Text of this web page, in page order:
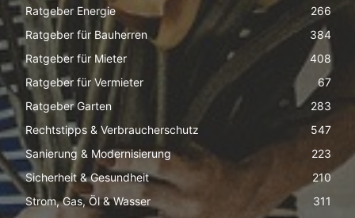
Ratgeber Energie
266
Ratgeber für Bauherren
384
Ratgeber für Mieter
408
Ratgeber für Vermieter
67
Ratgeber Garten
283
Rechtstipps & Verbraucherschutz
547
Sanierung & Modernisierung
223
Sicherheit & Gesundheit
210
Strom, Gas, Öl & Wasser
311